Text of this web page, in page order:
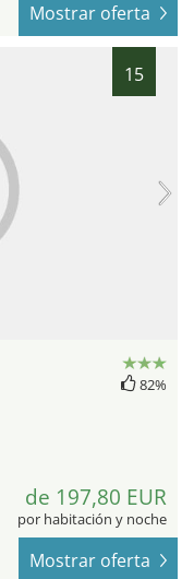
Mostrar oferta
15
82%
de 197,80 EUR
por habitación y noche
Mostrar oferta